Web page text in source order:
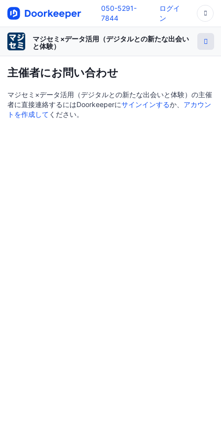
050-5291-
7844
ログイ
ン
マジセミ×データ活用（デジタルとの新たな出会い
と体験）
主催者にお問い合わせ
マジセミ×データ活用（デジタルとの新たな出会いと体験）の主催
者に直接連絡するにはDoorkeeperにサインインするか、 アカウン
トを作成して ください。